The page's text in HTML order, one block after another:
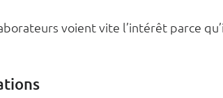
voient vite l’intérêt parce